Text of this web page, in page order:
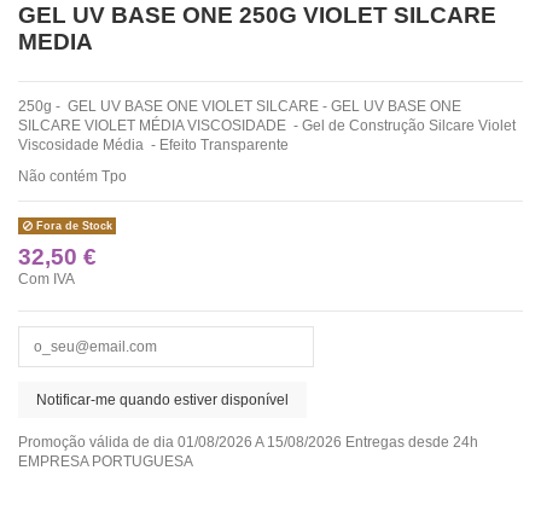
GEL UV BASE ONE 250G VIOLET SILCARE
MEDIA
250g - GEL UV BASE ONE VIOLET SILCARE - GEL UV BASE ONE
SILCARE VIOLET MÉDIA VISCOSIDADE - Gel de Construção Silcare Violet
Viscosidade Média - Efeito Transparente
Não contém Tpo
Fora de Stock
32,50 €
Com IVA
Promoção válida de dia 01/08/2026 A 15/08/2026 Entregas desde 24h
EMPRESA PORTUGUESA